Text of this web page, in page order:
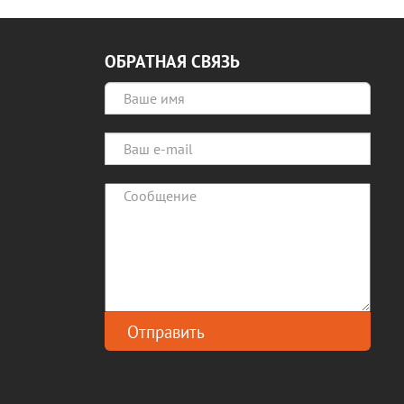
ОБРАТНАЯ СВЯЗЬ